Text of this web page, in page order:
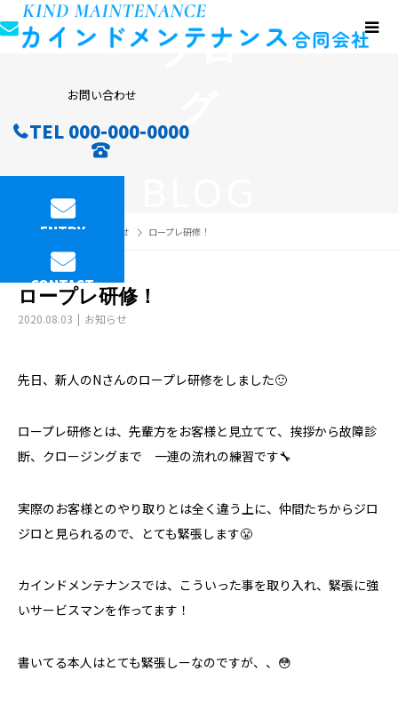
お問い合わせ
TEL 000-000-0000
ENTRY
CONTACT
ブロ
BLOG お知らせ ロープレ研修！
ロープレ研修！
2020.08.03 お知らせ
先日、新人のNさんのロープレ研修をしました🙂
ロープレ研修とは、先輩方をお客様と見立てて、挨拶から故障診
断、クロージングまで 一連の流れの練習です🔧
実際のお客様とのやり取りとは全く違う上に、仲間たちからジロ
ジロと見られるので、とても緊張します😤
カインドメンテナンスでは、こういった事を取り入れ、緊張に強
いサービスマンを作ってます！
書いてる本人はとても緊張しーなのですが、、😳